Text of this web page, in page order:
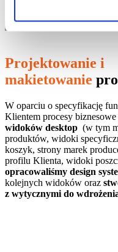
Projektowanie i
makietowanie
W oparciu o specyfikację
Klientem procesy
widoków desktop (w tym
produktów, widoki
koszyk, strony marek
profilu Klienta, widoki
opracowaliśmy design
kolejnych widoków oraz
z wytycznymi do